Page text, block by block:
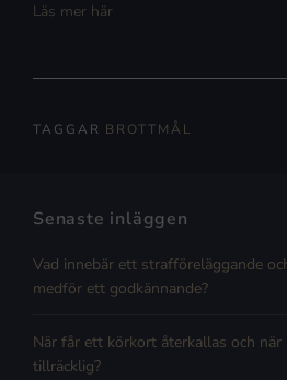
Läs mer här
TAGGAR BROTTMÅL
Senaste inläggen
Vad innebär ett strafföreläggande
medför ett godkännande?
När får ett körkort återkallas och när
tillräcklig?